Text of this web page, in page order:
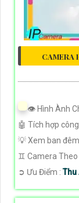
CAMERA
👁 Hình Ành
🤖️ Tích hợp
💡 Xem ban
♊ Camera
️➲ Ưu Điểm :Thu